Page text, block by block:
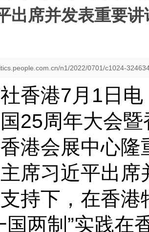
出席并发表重要讲
n1/2022/0701/c1024-
香港7月1日
25周年大会
香港会展中心
席习近平出
持下，在香
国两制”实践在